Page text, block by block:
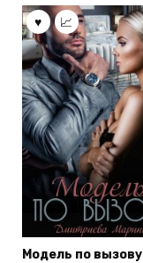
Модель по вызову